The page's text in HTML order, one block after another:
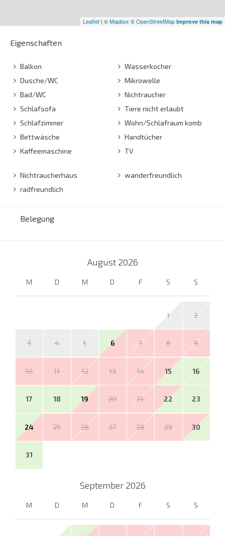
Leaflet | ©Mapbox ©OpenStreetMap Improve this map
Eigenschaften
Balkon
Dusche/WC
Bad/WC
Schlafsofa
Schlafzimmer
Bettwäsche
Kaffeemaschine
Wasserkocher
Mikrowelle
Nichtraucher
Tiere nicht erlaubt
Wohn/Schlafraum komb
Handtücher
TV
Nichtraucherhaus
radfreundlich
wanderfreundlich
Belegung
August 2026
M D M D F S S
1 2
3 4 5 6 7 8 9
10 11 12 13 14 15 16
17 18 19 20 21 22 23
24 25 26 27 28 29 30
31
September 2026
M D M D F S S